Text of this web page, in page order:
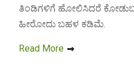
ತಿಂಡಿಗಳಿಗೆ ಹೋಲಿಸಿದರೆ
ಹೀರೋದು ಬಹಳ ಕಡಿಮೆ.
Read More